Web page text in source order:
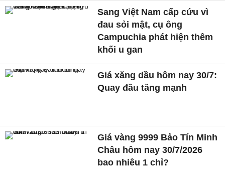
Sang Việt Nam cấp cứu vì
đau sỏi mật, cụ ông
Campuchia phát hiện thêm
khối u gan
Giá xăng dầu hôm nay 30/7:
Quay đầu tăng mạnh
Giá vàng 9999 Bảo Tín Minh
Châu hôm nay 30/7/2026
bao nhiêu 1 chỉ?